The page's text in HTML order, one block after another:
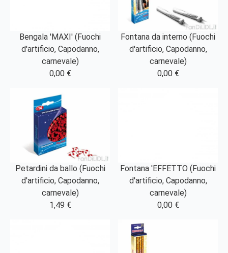
Bengala 'MAXI' (Fuochi
d'artificio, Capodanno,
carnevale)
0,00 €
Fontana da interno (Fuochi
d'artificio, Capodanno,
carnevale)
0,00 €
Petardini da ballo (Fuochi
d'artificio, Capodanno,
carnevale)
1,49 €
Fontana 'EFFETTO (Fuochi
d'artificio, Capodanno,
carnevale)
0,00 €